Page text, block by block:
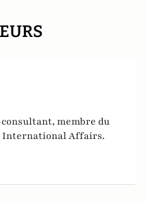
membre du
International Affairs.